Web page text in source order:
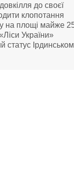
до своєї
клопотання
на площі майже
України»
статус